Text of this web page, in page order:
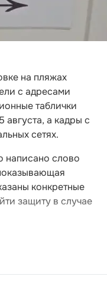
на пляжах
с адресами
таблички
августа, а кадры с
сетях.
написано слово
конкретные
защиту в случае